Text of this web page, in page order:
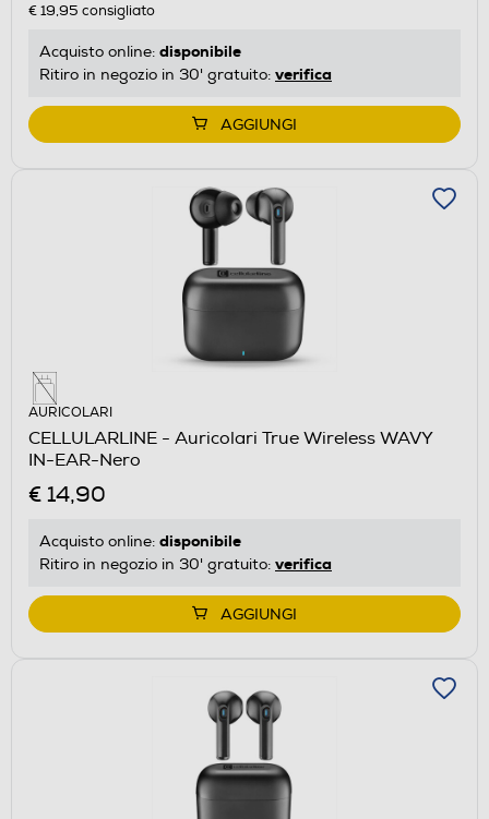
€ 19,95 consigliato
Acquisto online: disponibile
Ritiro in negozio in 30' gratuito: verifica
AGGIUNGI
AURICOLARI
CELLULARLINE - Auricolari True Wireless WAVY
IN-EAR-Nero
€ 14,90
Acquisto online: disponibile
Ritiro in negozio in 30' gratuito: verifica
AGGIUNGI